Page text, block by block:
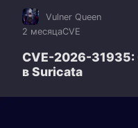
Vulner Queen
2 месяцаCVE
CVE-2026-31935:
в Suricata